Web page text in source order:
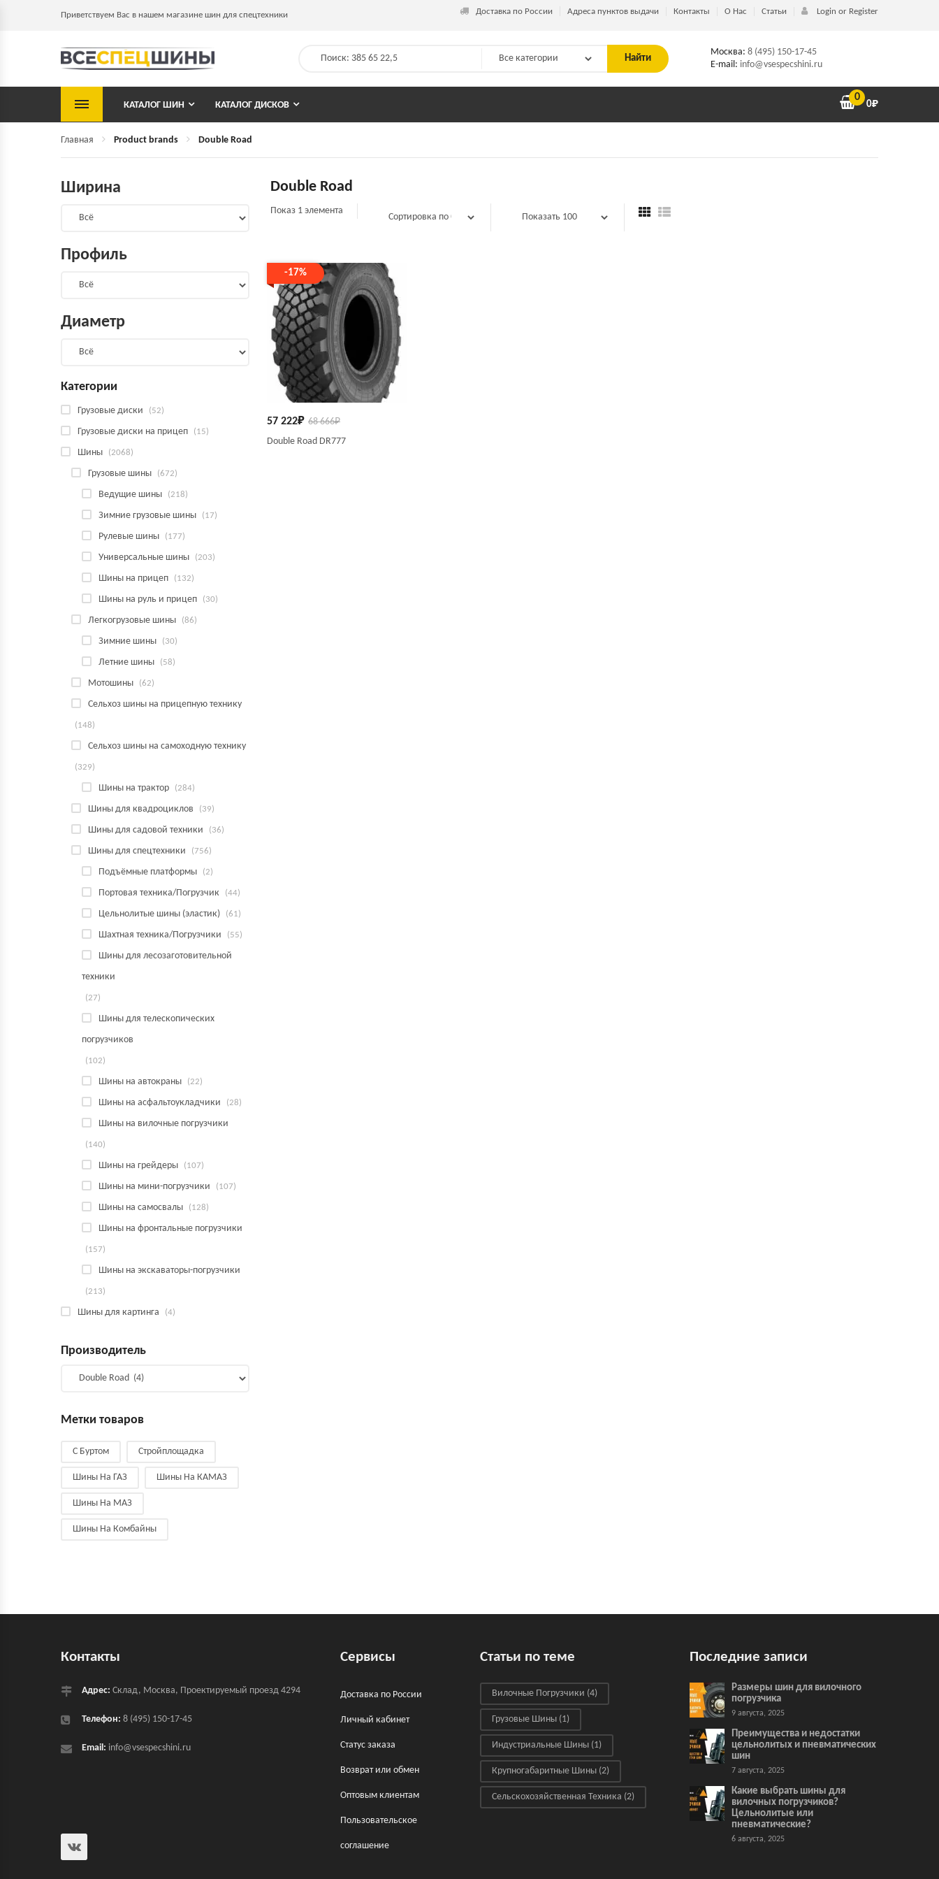
Приветствуем Вас в нашем магазине шин для спецтехники Доставка по России Адреса пунктов выдачи Контакты О Нас Статьи Login or Register
Найти
Москва: 8 (495) 150-17-45
E-mail: info@vsespecshini.ru
КАТАЛОГ ШИН КАТАЛОГ ДИСКОВ
0
0₽
Главная Product brands Double Road
Double Road
Показ 1 элемента
-17%
68 666₽
57 222₽
Double Road DR777
Ширина
Профиль
Диаметр
Категории
Грузовые диски (52)
Грузовые диски на прицеп (15)
Шины (2068)
Грузовые шины (672)
Ведущие шины (218)
Зимние грузовые шины (17)
Рулевые шины (177)
Универсальные шины (203)
Шины на прицеп (132)
Шины на руль и прицеп (30)
Легкогрузовые шины (86)
Зимние шины (30)
Летние шины (58)
Мотошины (62)
Сельхоз шины на прицепную технику
(148)
Сельхоз шины на самоходную технику
(329)
Шины на трактор (284)
Шины для квадроциклов (39)
Шины для садовой техники (36)
Шины для спецтехники (756)
Подъёмные платформы (2)
Портовая техника/Погрузчик (44)
Цельнолитые шины (эластик) (61)
Шахтная техника/Погрузчики (55)
Шины для лесозаготовительной
техники
(27)
Шины для телескопических
погрузчиков
(102)
Шины на автокраны (22)
Шины на асфальтоукладчики (28)
Шины на вилочные погрузчики
(140)
Шины на грейдеры (107)
Шины на мини-погрузчики (107)
Шины на самосвалы (128)
Шины на фронтальные погрузчики
(157)
Шины на экскаваторы-погрузчики
(213)
Шины для картинга (4)
Производитель
Метки товаров
С Буртом Стройплощадка
Шины На ГАЗ Шины На КАМАЗ
Шины На МАЗ
Шины На Комбайны
Контакты
Адрес: Склад, Москва, Проектируемый проезд 4294
Телефон: 8 (495) 150-17-45
Email: info@vsespecshini.ru
Сервисы
Доставка по России
Личный кабинет
Статус заказа
Возврат или обмен
Оптовым клиентам
Пользовательское
соглашение
Статьи по теме
Вилочные Погрузчики (4)
Грузовые Шины (1)
Индустриальные Шины (1)
Крупногабаритные Шины (2)
Сельскохозяйственная Техника (2)
Последние записи
Размеры шин для вилочного
погрузчика
9 августа, 2025
Преимущества и недостатки
цельнолитых и пневматических
шин
7 августа, 2025
Какие выбрать шины для
вилочных погрузчиков?
Цельнолитые или
пневматические?
6 августа, 2025